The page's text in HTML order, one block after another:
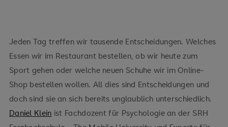
Jeden Tag treffen wir tausende Entscheidungen. Welches
Essen wir im Restaurant bestellen, ob wir heute zum
Sport gehen oder welche neuen Schuhe wir im Online-
Shop bestellen wollen. All dies sind Entscheidungen und
doch sind sie an sich bereits unglaublich unterschiedlich.
Daniel Klein ist Fachdozent für Psychologie an der SRH